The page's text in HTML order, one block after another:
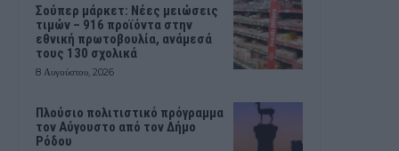
Σούπερ μάρκετ: Νέες μειώσεις
τιμών – 916 προϊόντα στην
εθνική πρωτοβουλία, ανάμεσά
τους 130 σχολικά
8 Αυγούστου, 2026
Πλούσιο πολιτιστικό πρόγραμμα
τον Αύγουστο από τον Δήμο
Ρόδου